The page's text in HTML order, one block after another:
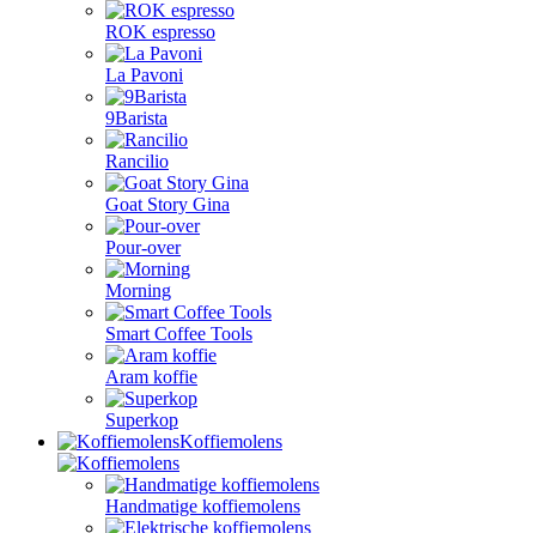
ROK espresso
La Pavoni
9Barista
Rancilio
Goat Story Gina
Pour-over
Morning
Smart Coffee Tools
Aram koffie
Superkop
Koffiemolens
Handmatige koffiemolens